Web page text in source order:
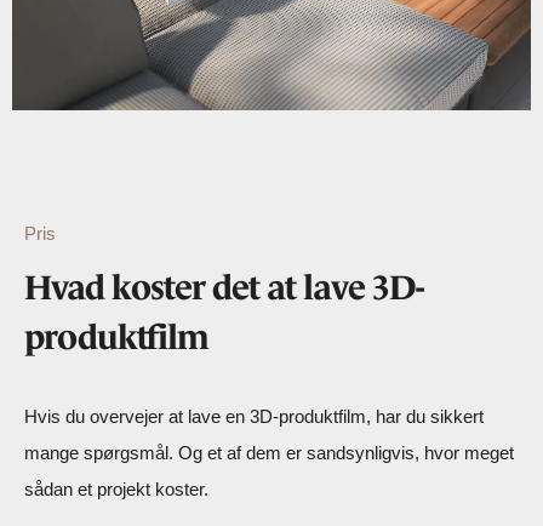
Pris
Hvad koster det at lave 3D-
produktfilm
Hvis du overvejer at lave en 3D-produktfilm, har du sikkert
mange spørgsmål. Og et af dem er sandsynligvis, hvor meget
sådan et projekt koster.